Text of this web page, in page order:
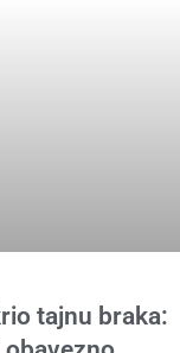
tajnu braka: